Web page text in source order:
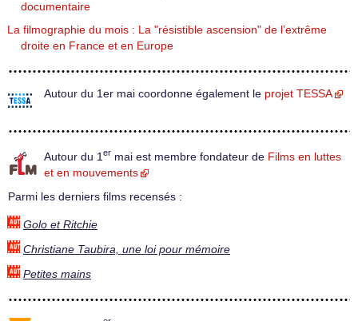
documentaire
La filmographie du mois : La "résistible ascension" de l’extrême
droite en France et en Europe
Autour du 1er mai coordonne également le projet TESSA
Autour du 1 er mai est membre fondateur de Films en luttes
et en mouvements
Parmi les derniers films recensés :
Golo et Ritchie
Christiane Taubira, une loi pour mémoire
Petites mains